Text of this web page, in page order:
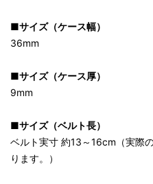
■サイズ（ケース幅）
36mm
■サイズ（ケース厚）
9mm
■サイズ（ベルト長）
ベルト実寸 約13～16cm（実際
ります。）